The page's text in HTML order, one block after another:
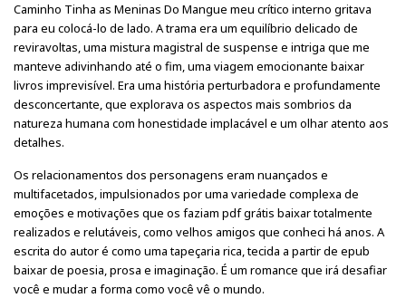
Caminho Tinha as Meninas Do Mangue meu crítico interno gritava
para eu colocá-lo de lado. A trama era um equilíbrio delicado de
reviravoltas, uma mistura magistral de suspense e intriga que me
manteve adivinhando até o fim, uma viagem emocionante baixar
livros imprevisível. Era uma história perturbadora e profundamente
desconcertante, que explorava os aspectos mais sombrios da
natureza humana com honestidade implacável e um olhar atento aos
detalhes.
Os relacionamentos dos personagens eram nuançados e
multifacetados, impulsionados por uma variedade complexa de
emoções e motivações que os faziam pdf grátis baixar totalmente
realizados e relutáveis, como velhos amigos que conheci há anos. A
escrita do autor é como uma tapeçaria rica, tecida a partir de epub
baixar de poesia, prosa e imaginação. É um romance que irá desafiar
você e mudar a forma como você vê o mundo.